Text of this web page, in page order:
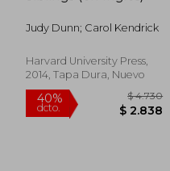
Judy Dunn; Carol Kendrick
Harvard University Press,
2014, Tapa Dura, Nuevo